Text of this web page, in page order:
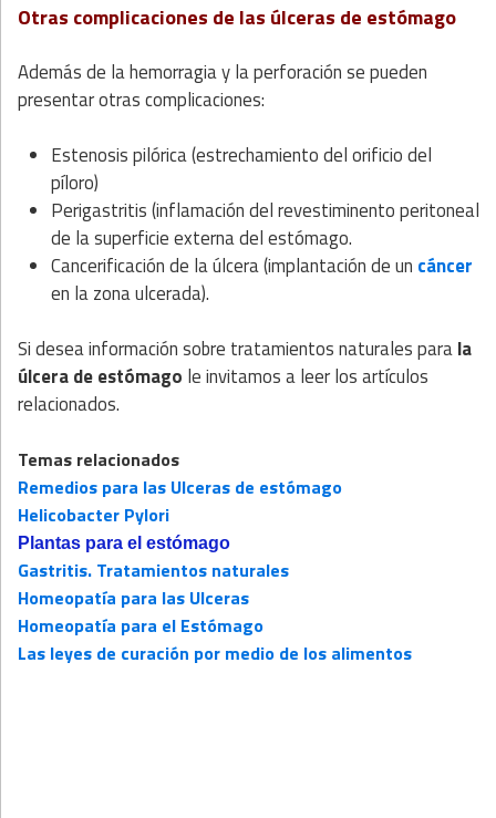
Otras complicaciones de las úlceras de estómago
Además de la hemorragia y la perforación se pueden
presentar otras complicaciones:
Estenosis pilórica (estrechamiento del orificio del
píloro)
Perigastritis (inflamación del revestiminento peritoneal
de la superficie externa del estómago.
Cancerificación de la úlcera (implantación de un cáncer
en la zona ulcerada).
Si desea información sobre tratamientos naturales parala
úlcera de estómago le invitamos a leer los artículos
relacionados.
Temas relacionados
Remedios para las Ulceras de estómago
Helicobacter Pylori
Plantas para el estómago
Gastritis. Tratamientos naturales
Homeopatía para las Ulceras
Homeopatía para el Estómago
Las leyes de curación por medio de los alimentos